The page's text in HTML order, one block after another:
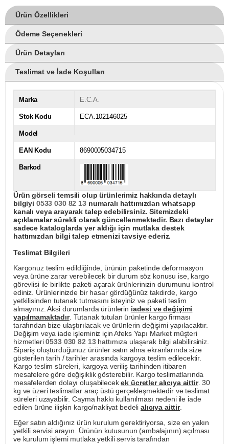
Ürün Özellikleri
Ödeme Seçenekleri
Ürün Detayları
Teslimat ve İade Koşulları
Marka E.C.A.
Stok Kodu ECA.102146025
Model
EAN Kodu 8690005034715
Barkod
Ürün görseli temsili olup ürünlerimiz hakkında detaylı
bilgiyi 0533 030 82 13numaralı hattımızdan whatsapp
kanalı veya arayarak talep edebilirsiniz. Sitemizdeki
açıklamalar sürekli olarak güncellenmektedir. Bazı detaylar
sadece kataloglarda yer aldığı için mutlaka destek
hattımızdan bilgi talep etmenizi tavsiye ederiz.
Teslimat Bilgileri
Kargonuz teslim edildiğinde, ürünün paketinde deformasyon
veya ürüne zarar verebilecek bir durum söz konusu ise, kargo
görevlisi ile birlikte paketi açarak ürünlerinizin durumunu kontrol
ediniz. Ürünlerinizde bir hasar gördüğünüz takdirde, kargo
yetkilisinden tutanak tutmasını isteyiniz ve paketi teslim
almayınız. Aksi durumlarda ürünlerin iadesi ve değişimi
yapılmamaktadır. Tutanak tutulan ürünler kargo firması
tarafından bize ulaştırılacak ve ürünlerin değişimi yapılacaktır.
Değişim veya iade işleminiz için Afeks Yapı Market müşteri
hizmetleri0533 030 82 13hattımıza ulaşarak bilgi alabilirsiniz.
Sipariş oluşturduğunuz ürünler satın alma ekranlarında size
gösterilen tarih / tarihler arasında kargoya teslim edilecektir.
Kargo teslim süreleri, kargoya veriliş tarihinden itibaren
mesafelere göre değişiklik gösterebilir. Kargo teslimatlarında
mesafelerden dolayı oluşabilecekek ücretler alıcıya aittir. 30
kg ve üzeri teslimatlar araç üstü gerçekleşmektedir ve teslimat
süreleri uzayabilir. Cayma hakkı kullanılması nedeni ile iade
edilen ürüne ilişkin kargo/nakliyat bedeli alıcıya aittir.
Eğer satın aldığınız ürün kurulum gerektiriyorsa, size en yakın
yetkili servisi arayın. Ürünün kutusunun (ambalajının) açılması
ve kurulum işlemi mutlaka yetkili servis tarafından